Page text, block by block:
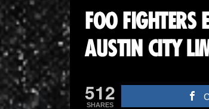
FOO
AUSTIN CITY
512
SHARES